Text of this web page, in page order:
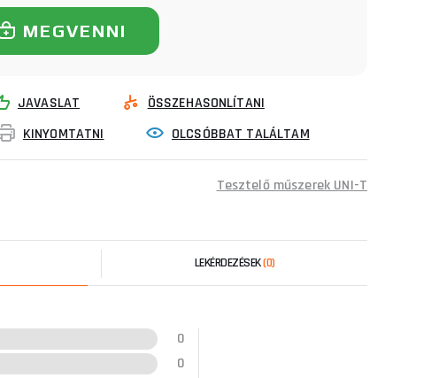
MEGVENNI
JAVASLAT
ÖSSZEHASONLÍTANI
KINYOMTATNI OLCSÓBBAT TALÁLTAM
Tesztelő műszerek UNI-T
LEKÉRDEZÉSEK(0)
0
0